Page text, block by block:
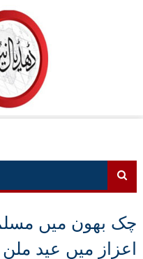
چک بھون میں
اعزاز میں عید ملن